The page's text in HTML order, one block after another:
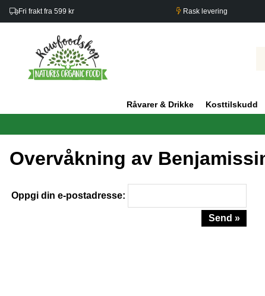
Fri frakt fra 599 kr Rask levering
Råvarer & Drikke Kosttilskudd
Overvåkning av
Oppgi din e-postadresse:
Send »